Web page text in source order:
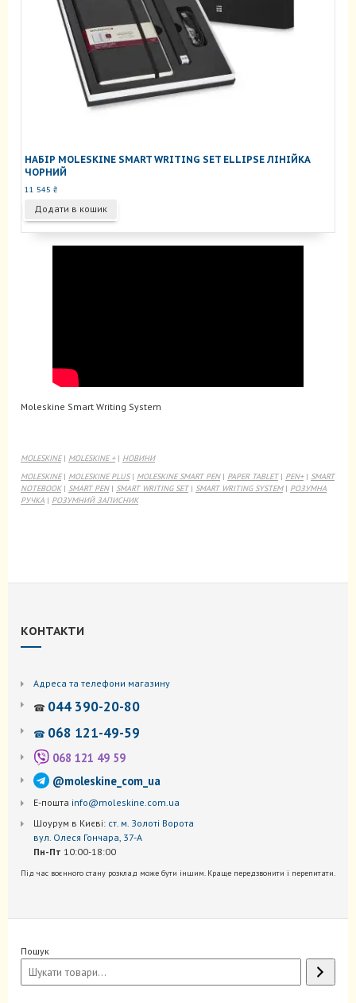
НАБІР MOLESKINE SMART WRITING SET ELLIPSE ЛІНІЙКА
ЧОРНИЙ
11 545 ₴
Додати в кошик
Moleskine Smart Writing System
MOLESKINE| MOLESKINE +| НОВИНИ
MOLESKINE| MOLESKINE PLUS| MOLESKINE SMART PEN| PAPER TABLET| PEN+| SMART
NOTEBOOK| SMART PEN| SMART WRITING SET| SMART WRITING SYSTEM| РОЗУМНА
РУЧКА | РОЗУМНИЙ ЗАПИСНИК
КОНТАКТИ
Адреса та телефони магазину
☎ 044 390-20-80
☎ 068 121-49-59
068 121 49 59
@moleskine_com_ua
Е-пошта info@moleskine.com.ua
Шоурум в Києві: ст. м. Золоті Ворота
вул. Олеся Гончара, 37-А
Пн-Пт 10:00-18:00
Під час воєнного стану розклад може бути іншим. Краще передзвонити і перепитати.
Пошук